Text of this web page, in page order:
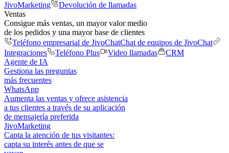
JivoMarketing
Devolución de llamadas
Ventas
Consigue más ventas, un mayor valor medio
de los pedidos y una mayor base de clientes
Teléfono empresarial de JivoChatChat de equipos de JivoChat
Integraciones
Teléfono Plus Video llamadas
CRM
Agente de IA
Gestiona las preguntas
más frecuentes
WhatsApp
Aumenta las ventas y ofrece asistencia
a tus clientes a través de su aplicación
de mensajería preferida
JivoMarketing
Capta la atención de tus visitantes:
capta su interés antes de que se